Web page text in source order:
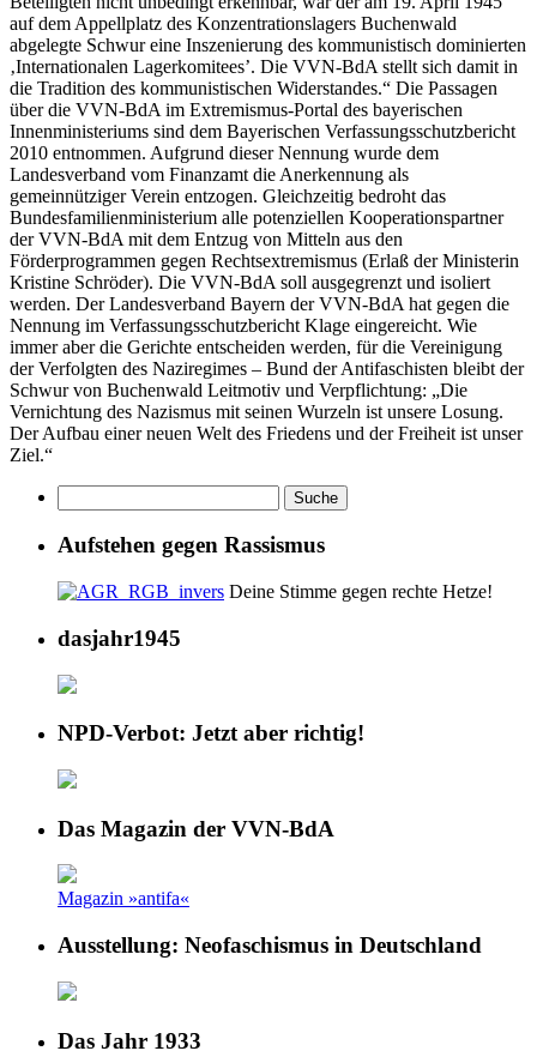
auf dem Appellplatz des Konzentrationslagers Buchenwald
abgelegte Schwur eine Inszenierung des kommunistisch dominierten
‚Internationalen Lagerkomitees’. Die VVN-BdA stellt sich damit in
die Tradition des kommunistischen Widerstandes.“ Die Passagen
über die VVN-BdA im Extremismus-Portal des bayerischen
Innenministeriums sind dem Bayerischen Verfassungsschutzbericht
2010 entnommen. Aufgrund dieser Nennung wurde dem
Landesverband vom Finanzamt die Anerkennung als
gemeinnütziger Verein entzogen. Gleichzeitig bedroht das
Bundesfamilienministerium alle potenziellen Kooperationspartner
der VVN-BdA mit dem Entzug von Mitteln aus den
Förderprogrammen gegen Rechtsextremismus (Erlaß der Ministerin
Kristine Schröder). Die VVN-BdA soll ausgegrenzt und isoliert
werden. Der Landesverband Bayern der VVN-BdA hat gegen die
Nennung im Verfassungsschutzbericht Klage eingereicht. Wie
immer aber die Gerichte entscheiden werden, für die Vereinigung
der Verfolgten des Naziregimes – Bund der Antifaschisten bleibt der
Schwur von Buchenwald Leitmotiv und Verpflichtung: „Die
Vernichtung des Nazismus mit seinen Wurzeln ist unsere Losung.
Der Aufbau einer neuen Welt des Friedens und der Freiheit ist unser
Ziel.“
Aufstehen gegen Rassismus
Deine Stimme gegen rechte Hetze!
dasjahr1945
NPD-Verbot: Jetzt aber richtig!
Das Magazin der VVN-BdA
Magazin »antifa«
Ausstellung: Neofaschismus in Deutschland
Das Jahr 1933